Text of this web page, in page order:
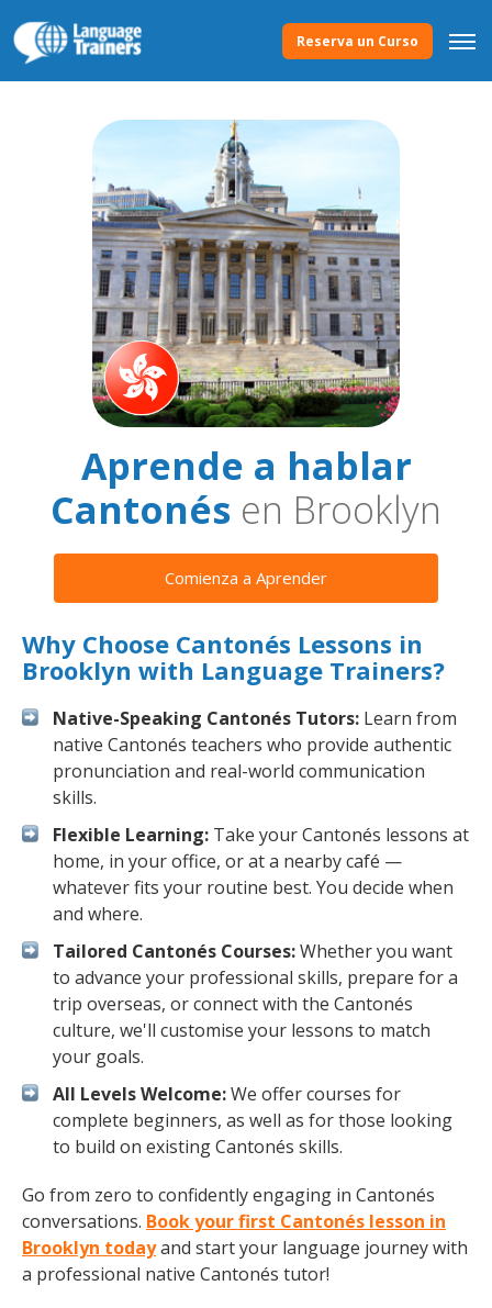
Reserva un Curso
Aprende a hablar
Cantonés en Brooklyn
Comienza a Aprender
Why Choose Cantonés Lessons in
Brooklyn with Language Trainers?
Native-Speaking Cantonés Tutors: Learn from
native Cantonés teachers who provide authentic
pronunciation and real-world communication
skills.
Flexible Learning: Take your Cantonés lessons at
home, in your office, or at a nearby café —
whatever fits your routine best. You decide when
and where.
Tailored Cantonés Courses:Whether you want
to advance your professional skills, prepare for a
trip overseas, or connect with the Cantonés
culture, we'll customise your lessons to match
your goals.
All Levels Welcome:We offer courses for
complete beginners, as well as for those looking
to build on existing Cantonés skills.
Go from zero to confidently engaging in Cantonés
conversations. Book your first Cantonés lesson in
Brooklyn todayand start your language journey with
a professional native Cantonés tutor!